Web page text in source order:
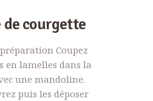
de courgette
Coupez
en lamelles dans la
une mandoline.
puis les déposer